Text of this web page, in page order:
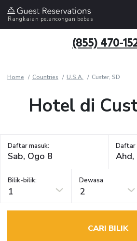
Rangkaian pelancongan bebas
(855) 470-
Home Countries U.S.A. Custer, SD
Hotel di
Daftar masuk: Daftar
Bilik-bilik:
1
Dewasa
2
CARI BILIK